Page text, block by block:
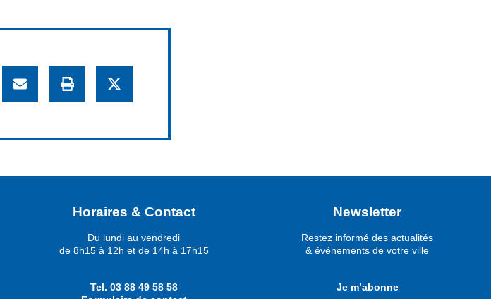
Horaires & Contact
Du lundi au vendredi
de 8h15 à 12h et de 14h à 17h15
Tel. 03 88 49 58 58
Newsletter
Restez informé des actualités
& événements de votre ville
Je m’abonne